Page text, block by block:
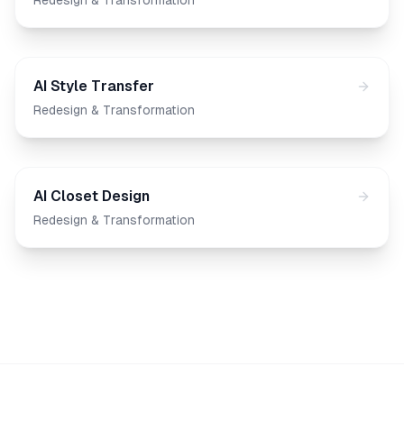
AI Style Transfer
Redesign & Transformation
AI Closet Design
Redesign & Transformation